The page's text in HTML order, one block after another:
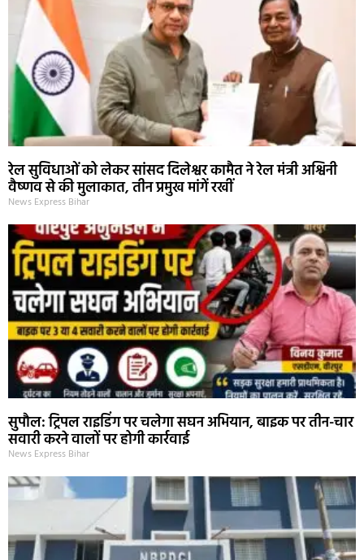
रेल सुविधाओं को लेकर सांसद दिलेश्वर कामैत ने रेल मंत्री अश्विनी
वैष्णव से की मुलाकात, तीन प्रमुख मांगें रखीं
News Express Bihar
सुपौल: ट्रिपल राइडिंग पर चलेगा सघन अभियान, बाइक पर तीन-चार
सवारी करने वालों पर होगी कार्रवाई
News Express Bihar